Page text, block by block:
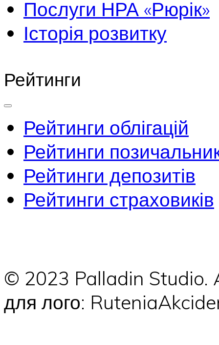
Послуги НРА «Рюрік»
Історія розвитку
Рейтинги
Рейтинги облігацій
Рейтинги
Рейтинги депозитів
Рейтинги страховиків
© 2023 Palladin
для лого: